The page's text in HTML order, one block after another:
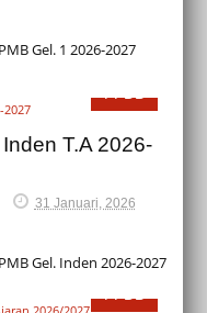
Gel. 1 2026-2027
PPDB
T.A 2026-
31 Januari, 2026
Gel. Inden 2026-2027
PPDB